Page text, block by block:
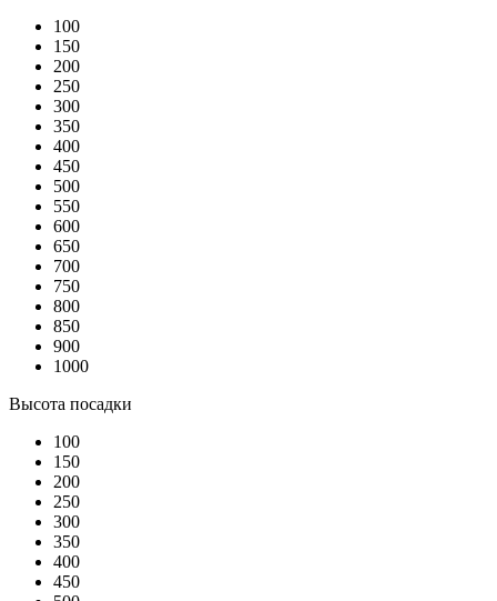
100
150
200
250
300
350
400
450
500
550
600
650
700
750
800
850
900
1000
Высота посадки
100
150
200
250
300
350
400
450